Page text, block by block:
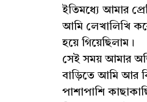
ইতিমধ্যে আমার
আমি লেখালিখি
হয়ে গিয়েছিলাম।
সেই সময় আমার
বাড়িতে আমি আর
পাশাপাশি